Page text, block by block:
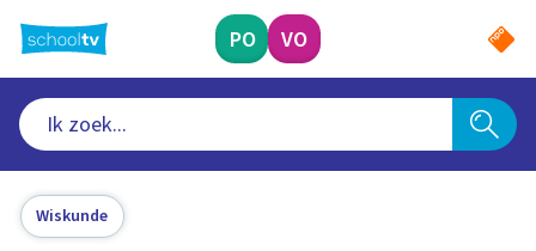
naar
hoofdinhoud
PO VO
Wiskunde